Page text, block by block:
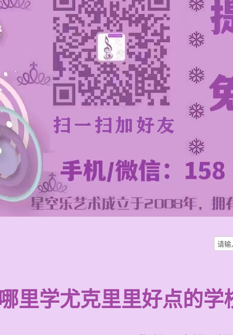
里学尤克里里好点的学